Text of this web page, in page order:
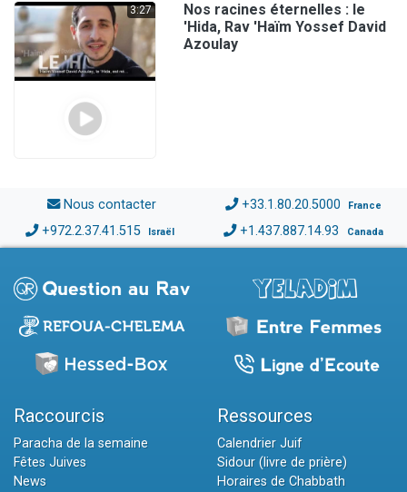
3:27
Nos racines éternelles : le
'Hida, Rav 'Haïm Yossef David
Azoulay
Nous contacter +33.1.80.20.5000 France
+972.2.37.41.515 Israël +1.437.887.14.93 Canada
Raccourcis
Paracha de la semaine
Fêtes Juives
News
Ressources
Calendrier Juif
Sidour (livre de prière)
Horaires de Chabbath